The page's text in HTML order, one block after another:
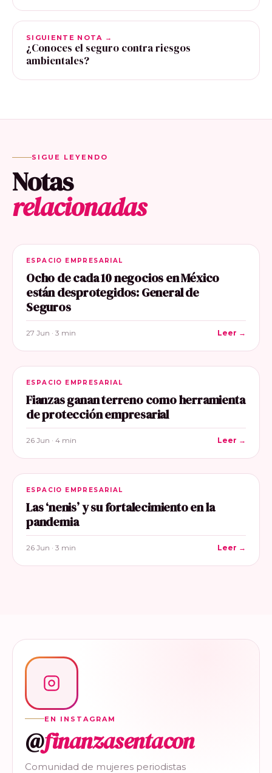
SIGUIENTE NOTA →
¿Conoces el seguro contra riesgos
ambientales?
SIGUE LEYENDO
Notas
relacionadas
ESPACIO EMPRESARIAL
Ocho de cada 10 negocios en México
están desprotegidos: General de
Seguros
27 Jun · 3 min Leer →
ESPACIO EMPRESARIAL
Fianzas ganan terreno como herramienta
de protección empresarial
26 Jun · 4 min Leer →
ESPACIO EMPRESARIAL
Las ‘nenis’ y su fortalecimiento en la
pandemia
26 Jun · 3 min Leer →
EN INSTAGRAM
@finanzasentacon
Comunidad de mujeres periodistas